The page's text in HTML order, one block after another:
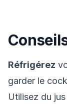
Réfrigérez
garder le
Utilisez du